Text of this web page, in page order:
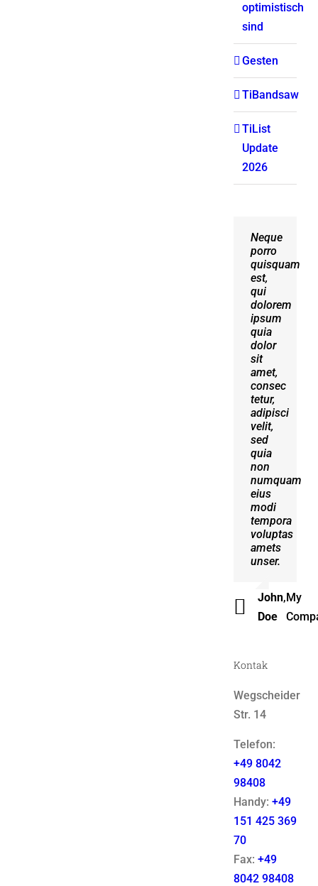
optimistisch
sind
Gesten
TiBandsaw
TiList
Update
2026
Neque
porro
quisquam
est,
qui
dolorem
ipsum
quia
dolor
sit
amet,
consec
tetur,
adipisci
velit,
sed
quia
non
numquam
eius
modi
tempora
voluptas
amets
unser.
John
Doe
, My
Aliquam
erat
volutpat.
Quisque
at est
id
ligula
facilisis
laoreet
eget
pulvinar
nibh.
Suspendisse
at
ultrices
dui.
Curabitur
ac
felis
arcu
sadips
ipsums
fugiats
nemis.
Beck
Kontak
Wegscheider
Str. 14
Telefon:
+49 8042
98408
Handy: +49
151 425 369
70
Fax: +49
8042 98408